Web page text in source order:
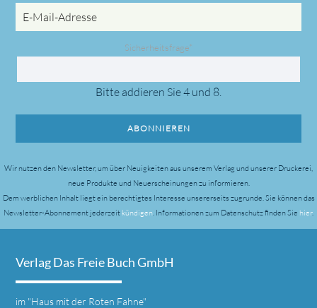
Adresse
Pflichtfeld
Sicherheitsfrage*
Bitte addieren Sie 4 und 8.
ABONNIEREN
Wir nutzen den Newsletter, um über Neuigkeiten aus unserem Verlag und unserer Druckerei,
neue Produkte und Neuerscheinungen zu informieren.
Dem werblichen Inhalt liegt ein berechtigtes Interesse unsererseits zugrunde.Sie können das
Newsletter-Abonnement jederzeit kündigen. Informationen zum Datenschutz finden Sie hier.
Verlag Das Freie Buch GmbH
im "Haus mit der Roten Fahne"